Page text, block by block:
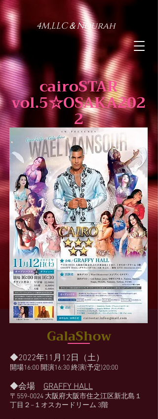
4M,LLC＆Nourah
cairoSTAR
vol.5☆OSAKA202
2
GalaShow
◆2022年11月12日（土）
開場16:00 開演16:30 終演(予定)20:00
◆会場 GRAFFY HALL
〒559-0024 大阪府大阪市住之江区新北島１
丁目２−１オスカードリーム 3階